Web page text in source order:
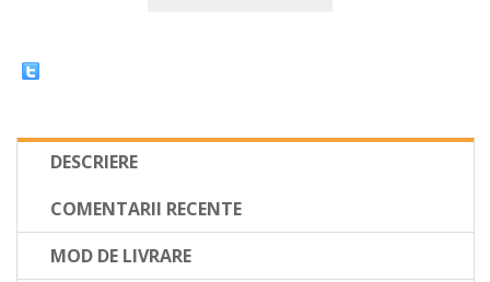
DESCRIERE
COMENTARII RECENTE
MOD DE LIVRARE